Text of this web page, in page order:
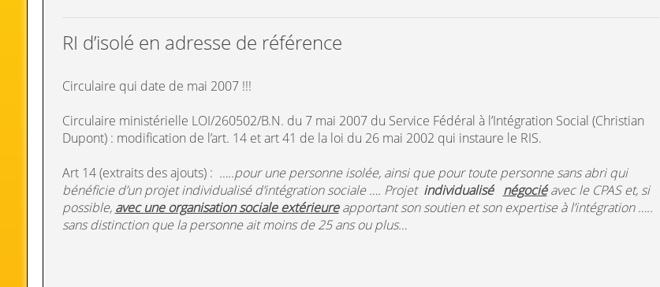
RI d’isolé en adresse de référence
Circulaire qui date de mai 2007 !!!
Circulaire ministérielle LOI/260502/B.N. du 7 mai 2007 du Service Fédéral à l’Intégration Social (Christian
Dupont) : modification de l’art. 14 et art 41 de la loi du 26 mai 2002 qui instaure le RIS.
Art 14 (extraits des ajouts) : …..pour une personne isolée, ainsi que pour toute personne sans abri qui
bénéficie d’un projet individualisé d’intégration sociale …. Projet individualisé négociéavec le CPAS et, si
possible, avec une organisation sociale extérieureapportant son soutien et son expertise à l’intégration …..
sans distinction que la personne ait moins de 25 ans ou plus…